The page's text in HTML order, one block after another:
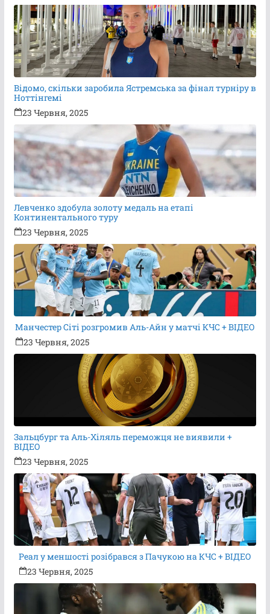
Відомо, скільки заробила Ястремська за фінал турніру в
Ноттінгемі
23 Червня, 2025
Левченко здобула золоту медаль на етапі
Континентального туру
23 Червня, 2025
Манчестер Сіті розгромив Аль-Айн у матчі КЧС + ВІДЕО
23 Червня, 2025
Зальцбург та Аль-Хіляль переможця не виявили +
ВІДЕО
23 Червня, 2025
Реал у меншості розібрався з Пачукою на КЧС + ВІДЕО
23 Червня, 2025